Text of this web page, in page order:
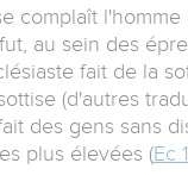
complaît l'homme
au sein des
fait de la
(d'autres
des gens sans
plus élevées (Ec